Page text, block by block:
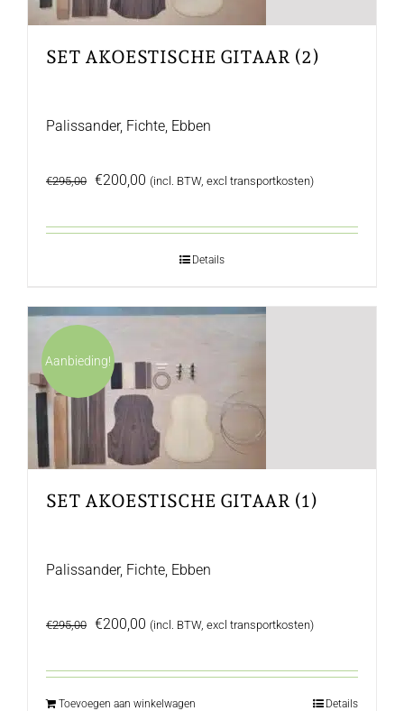
SET AKOESTISCHE GITAAR (2)
Palissander, Fichte, Ebben
€295,00 Oorspronkelijke
€200,00 Huidige
(incl. BTW, excl transportkosten)
Details
Aanbieding!
SET AKOESTISCHE GITAAR (1)
Palissander, Fichte, Ebben
€295,00 Oorspronkelijke
€200,00 Huidige
(incl. BTW, excl transportkosten)
Toevoegen aan winkelwagen Details